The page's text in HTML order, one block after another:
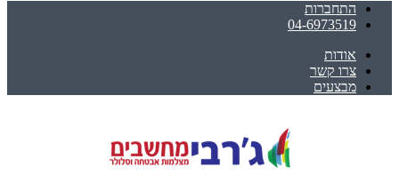
התחברות
04-6973519
אודות
צרו קשר
מבצעים